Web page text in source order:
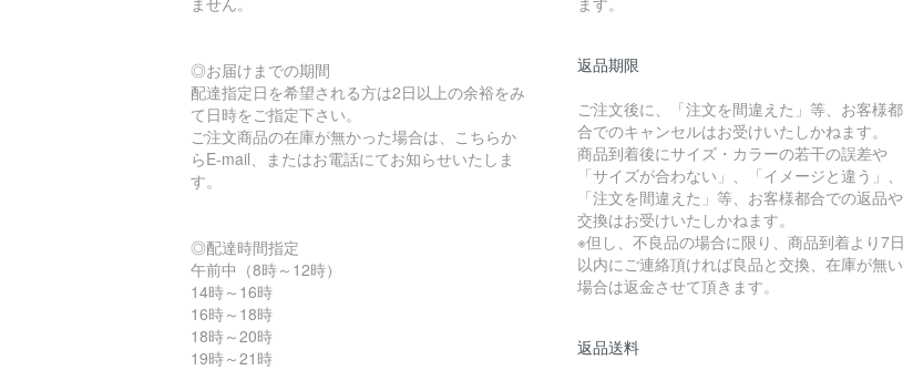
◎お届けまでの期間
配達指定日を希望される方は2日以上の余裕をみ
て日時をご指定下さい。
ご注文商品の在庫が無かった場合は、こちらか
らE-mail、またはお電話にてお知らせいたしま
す。
◎配達時間指定
午前中（8時～12時）
14時～16時
16時～18時
18時～20時
19時～21時
返品期限
ご注文後に、「注文を間違えた」等、お客様都
合でのキャンセルはお受けいたしかねます。
商品到着後にサイズ・カラーの若干の誤差や
「サイズが合わない」、「イメージと違う」、
「注文を間違えた」等、お客様都合での返品や
交換はお受けいたしかねます。
※但し、不良品の場合に限り、商品到着より7日
以内にご連絡頂ければ良品と交換、在庫が無い
場合は返金させて頂きます。
返品送料